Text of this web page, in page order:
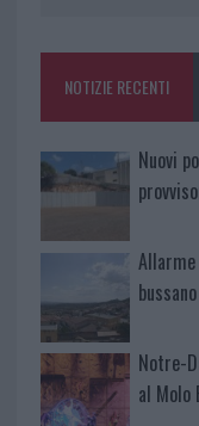
NOTIZIE RECENTI
Nuovi
Notre-
al Molo